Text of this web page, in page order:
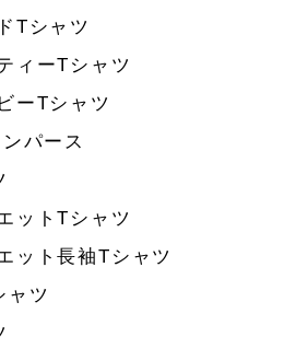
Tシャツ
ィーTシャツ
ーTシャツ
パース
ットTシャツ
ット長袖Tシャツ
ャツ